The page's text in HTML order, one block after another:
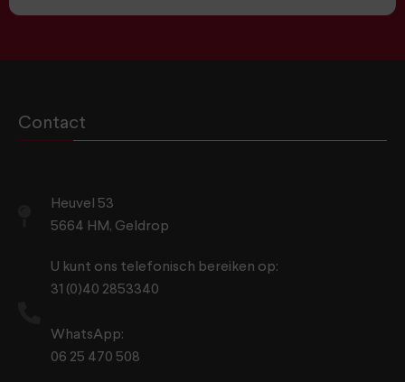
Contact
Heuvel 53
5664 HM, Geldrop
U kunt ons telefonisch bereiken op:
31 (0)40 2853340
WhatsApp:
06 25 470 508